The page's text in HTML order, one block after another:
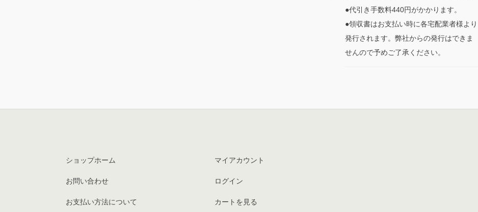
●代引き手数料440円がかかります。
●領収書はお支払い時に各宅配業者様より
発行されます。弊社からの発行はできま
せんので予めご了承ください。
ショップホーム
お問い合わせ
お支払い方法について
マイアカウント
ログイン
カートを見る